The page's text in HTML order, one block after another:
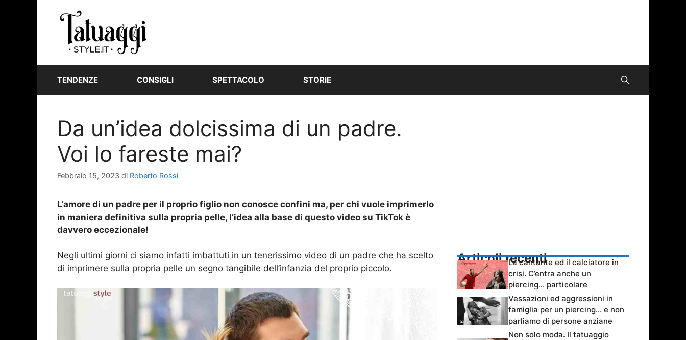
TENDENZE CONSIGLI SPETTACOLO STORIE
Da un’idea dolcissima di un padre.
Voi lo fareste mai?
Febbraio 15, 2023 di Roberto Rossi
L’amore di un padre per il proprio figlio non conosce confini ma, per chi vuole imprimerlo
in maniera definitiva sulla propria pelle, l’idea alla base di questo video su TikTok è
davvero eccezionale!
Negli ultimi giorni ci siamo infatti imbattuti in un tenerissimo video di un padre che ha scelto
di imprimere sulla propria pelle un segno tangibile dell’infanzia del proprio piccolo.
Articoli recentiLa cantante ed il calciatore in
crisi. C’entra anche un
piercing… particolare
Vessazioni ed aggressioni in
famiglia per un piercing… e non
parliamo di persone anziane
Non solo moda. Il tatuaggio